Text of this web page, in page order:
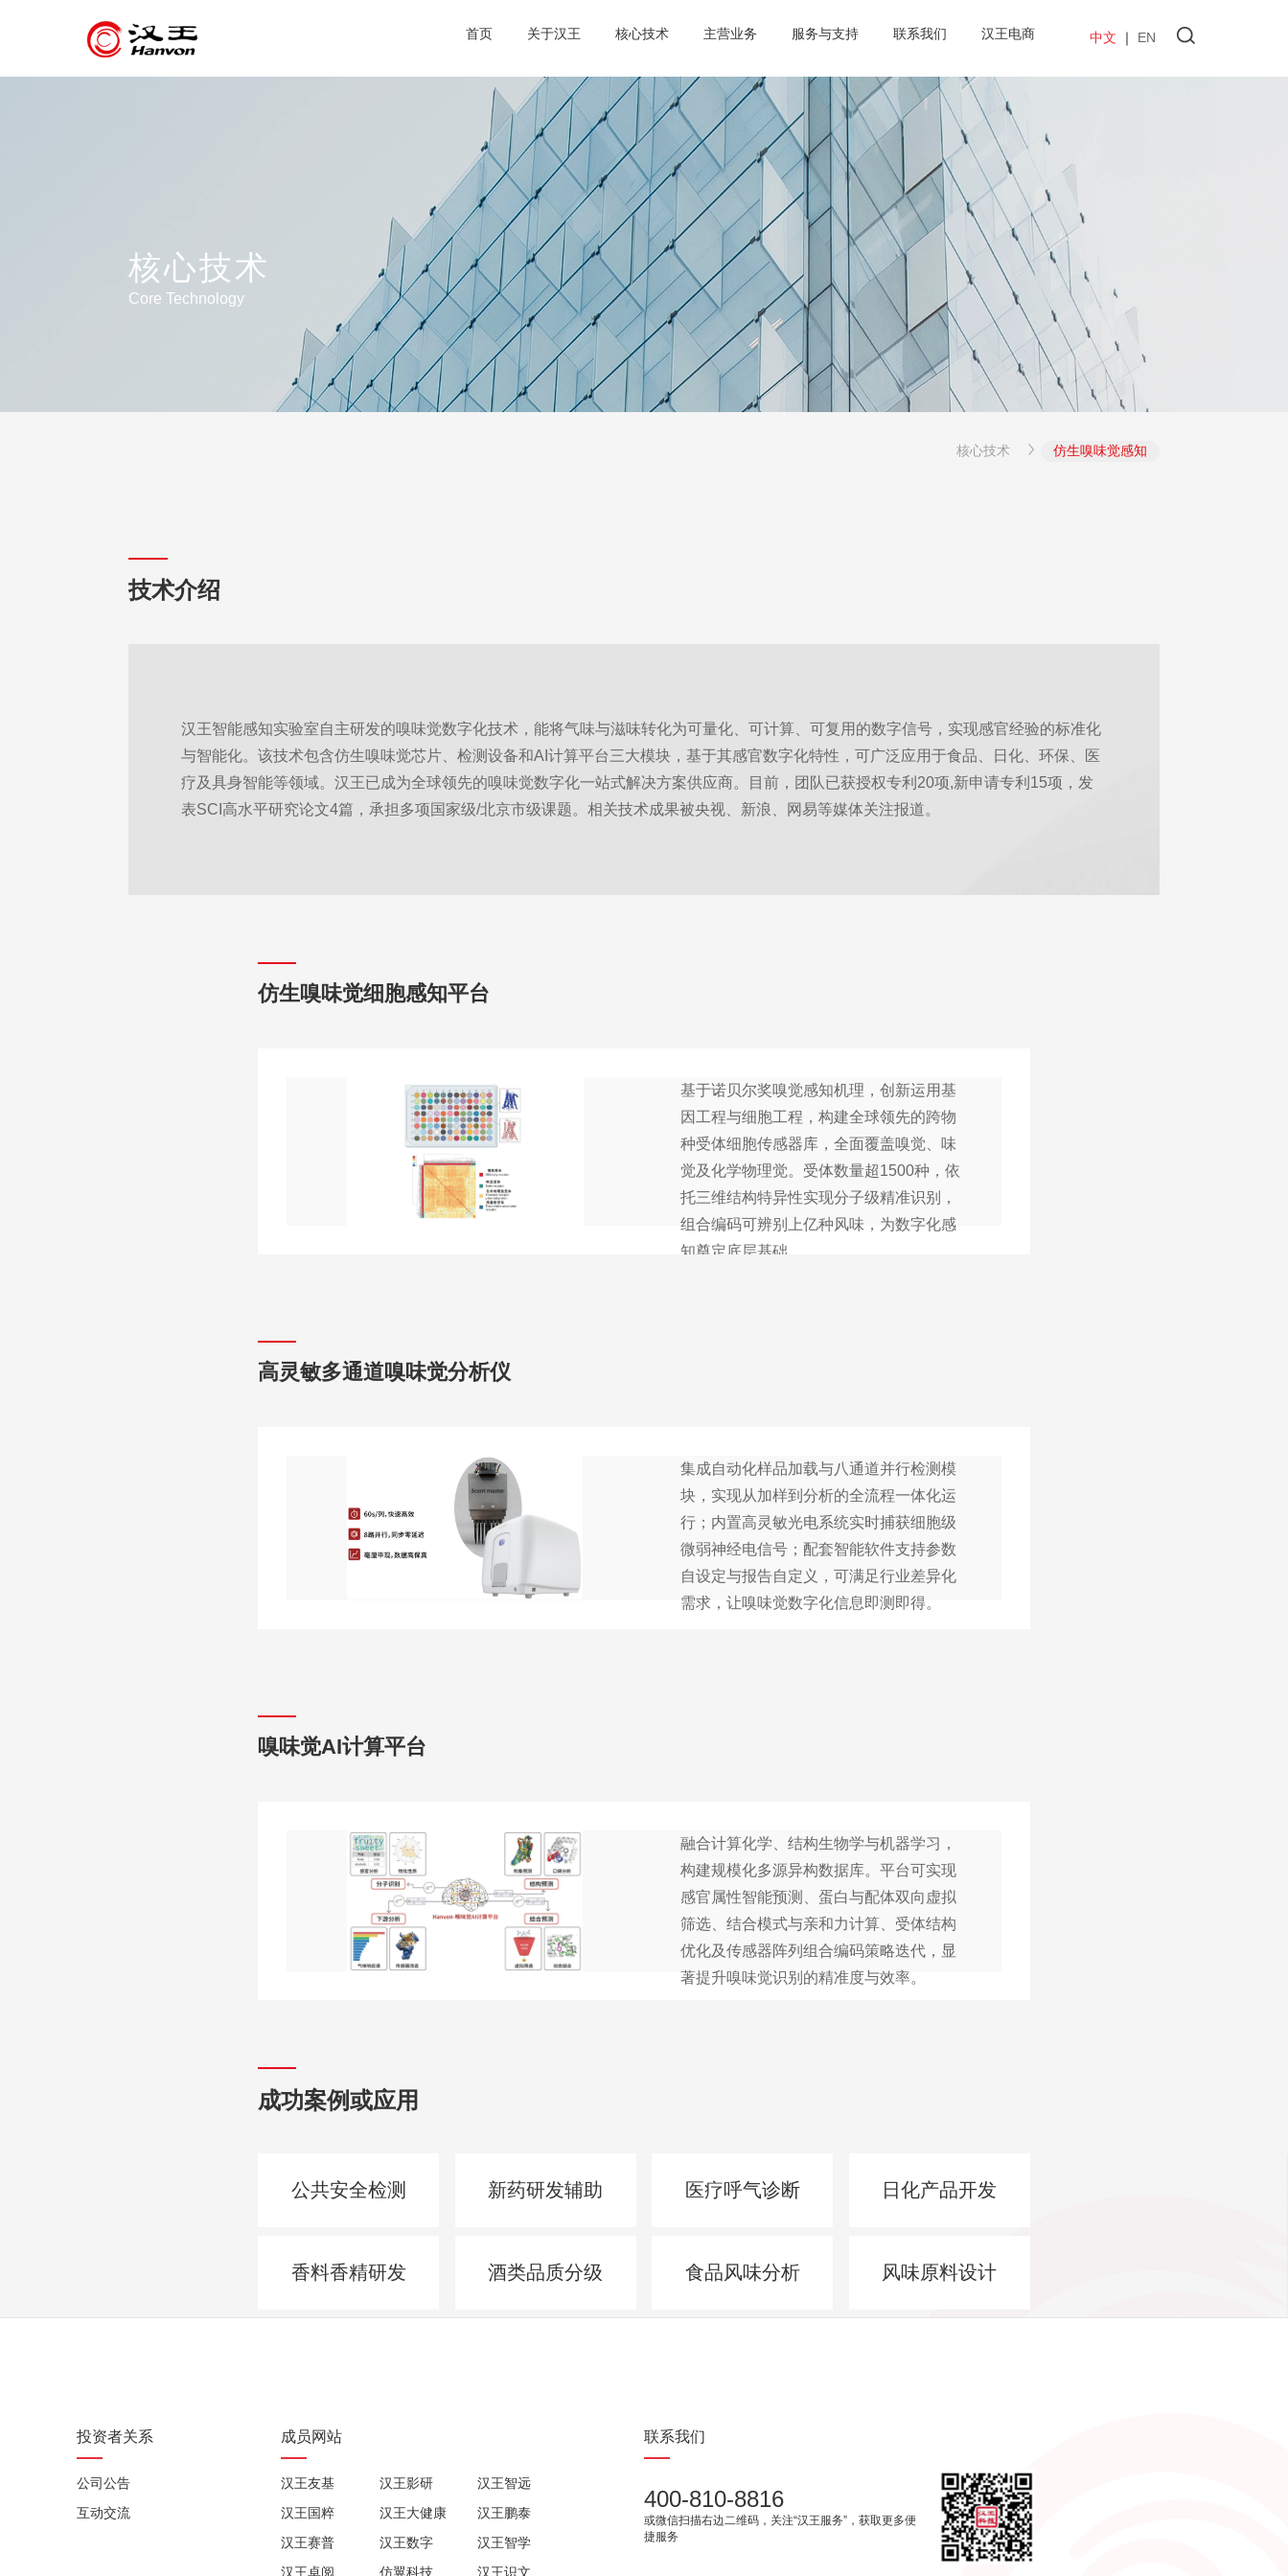
首页 关于汉王 核心技术 主营业务 服务与支持 联系我们 汉王电商 中文 ｜ EN
核心技术
Core Technology
核心技术 仿生嗅味觉感知
技术介绍
汉王智能感知实验室自主研发的嗅味觉数字化技术，能将气味与滋味转化为可量化、可计算、可复用的数字信号，实现感官经验的标准化
与智能化。该技术包含仿生嗅味觉芯片、检测设备和AI计算平台三大模块，基于其感官数字化特性，可广泛应用于食品、日化、环保、医
疗及具身智能等领域。汉王已成为全球领先的嗅味觉数字化一站式解决方案供应商。目前，团队已获授权专利20项,新申请专利15项，发
表SCI高水平研究论文4篇，承担多项国家级/北京市级课题。相关技术成果被央视、新浪、网易等媒体关注报道。
仿生嗅味觉细胞感知平台
基于诺贝尔奖嗅觉感知机理，创新运用基
因工程与细胞工程，构建全球领先的跨物
种受体细胞传感器库，全面覆盖嗅觉、味
觉及化学物理觉。受体数量超1500种，依
托三维结构特异性实现分子级精准识别，
组合编码可辨别上亿种风味，为数字化感
知奠定底层基础。
高灵敏多通道嗅味觉分析仪
集成自动化样品加载与八通道并行检测模
块，实现从加样到分析的全流程一体化运
行；内置高灵敏光电系统实时捕获细胞级
微弱神经电信号；配套智能软件支持参数
自设定与报告自定义，可满足行业差异化
需求，让嗅味觉数字化信息即测即得。
嗅味觉AI计算平台
融合计算化学、结构生物学与机器学习，
构建规模化多源异构数据库。平台可实现
感官属性智能预测、蛋白与配体双向虚拟
筛选、结合模式与亲和力计算、受体结构
优化及传感器阵列组合编码策略迭代，显
著提升嗅味觉识别的精准度与效率。
成功案例或应用
公共安全检测 新药研发辅助 医疗呼气诊断 日化产品开发
香料香精研发 酒类品质分级 食品风味分析 风味原料设计
投资者关系
公司公告
互动交流
成员网站
汉王友基 汉王影研
汉王智远
汉王国粹
汉王大健康
汉王鹏泰
汉王赛普
汉王数字
汉王智学
汉王卓阅
仿翼科技 汉王识文
联系我们
400-810-8816
或微信扫描右边二维码，关注“汉王服务”，获取更多便
捷服务